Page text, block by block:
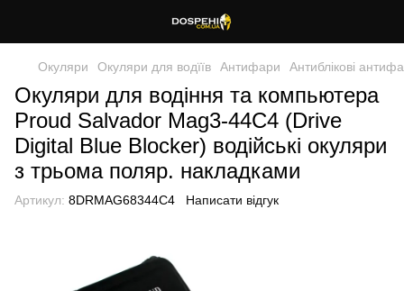
Окуляри Окуляри для водїїв Антифари Антиблікові
Окуляри для водіння та компьютера
Proud Salvador Mag3-44С4 (Drive
Digital Blue Blocker) водійські окуляри
з трьома поляр. накладками
Артикул: 8DRMAG68344C4 Написати відгук